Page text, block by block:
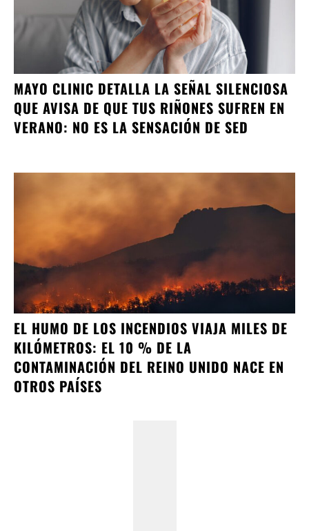
MAYO CLINIC DETALLA LA SEÑAL SILENCIOSA
QUE AVISA DE QUE TUS RIÑONES SUFREN EN
VERANO: NO ES LA SENSACIÓN DE SED
EL HUMO DE LOS INCENDIOS VIAJA MILES DE
KILÓMETROS: EL 10 % DE LA
CONTAMINACIÓN DEL REINO UNIDO NACE EN
OTROS PAÍSES